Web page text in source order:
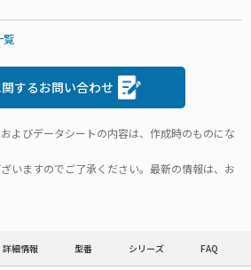
覧
するお問い合わせ
よびデータシートの内容は、作成時のものにな
いますのでご了承ください。最新の情報は、お
詳細情報 型番 シリーズ FAQ